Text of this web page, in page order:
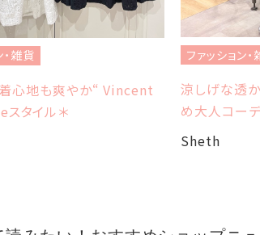
・雑貨
心地も爽やか“ Vincent
タイル＊
ファッション・
涼しげな透
め大人コー
Sheth